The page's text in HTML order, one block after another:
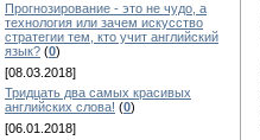
Прогнозирование - это не чудо, а
технология или зачем искусство
стратегии тем, кто учит английский
язык? (0)
[08.03.2018]
Тридцать два самых красивых
английских слова! (0)
[06.01.2018]